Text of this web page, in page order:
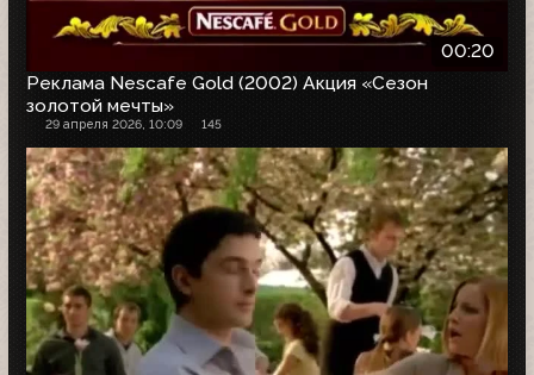
00:20
Реклама Nescafe Gold (2002) Акция «Сезон
золотой мечты»
29 апреля 2026, 10:09 145